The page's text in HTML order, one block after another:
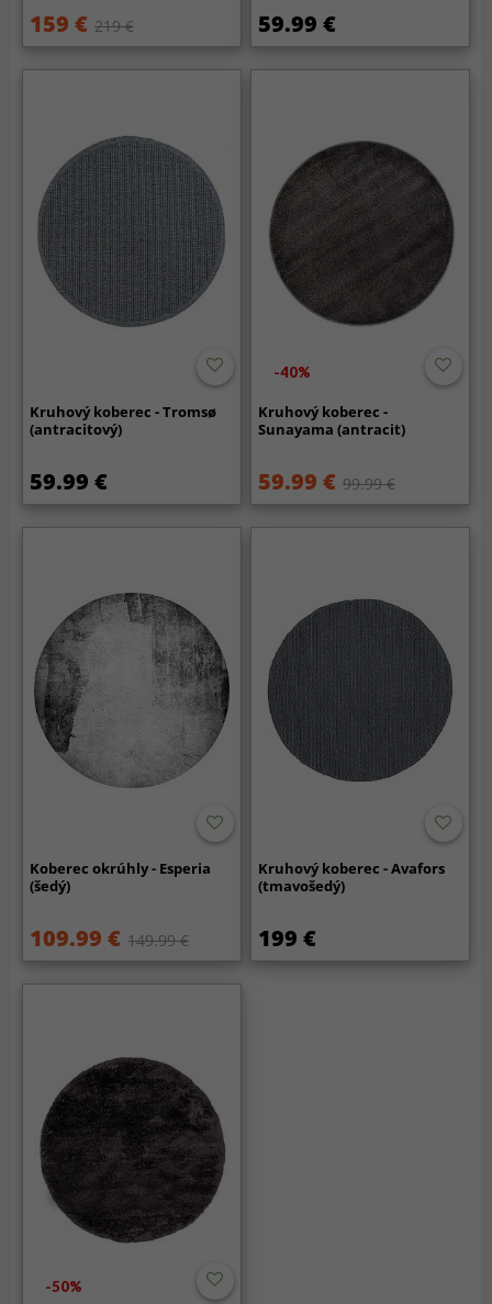
159 € 219 € 59.99 €
Kruhový koberec - Tromsø
(antracitový)
59.99 €
-40%
Kruhový koberec -
Sunayama (antracit)
59.99 € 99.99 €
Koberec okrúhly - Esperia
(šedý)
109.99 € 149.99 €
Kruhový koberec - Avafors
(tmavošedý)
199 €
-50%